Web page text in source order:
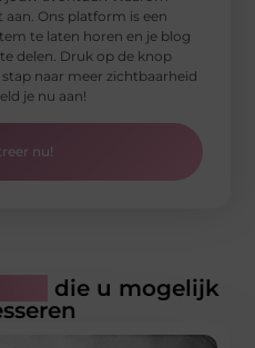
Ons platform is een
te laten horen en je blog
delen. Druk op de knop
stap naar meer zichtbaarheid
je nu aan!
nu!
die u mogelijk